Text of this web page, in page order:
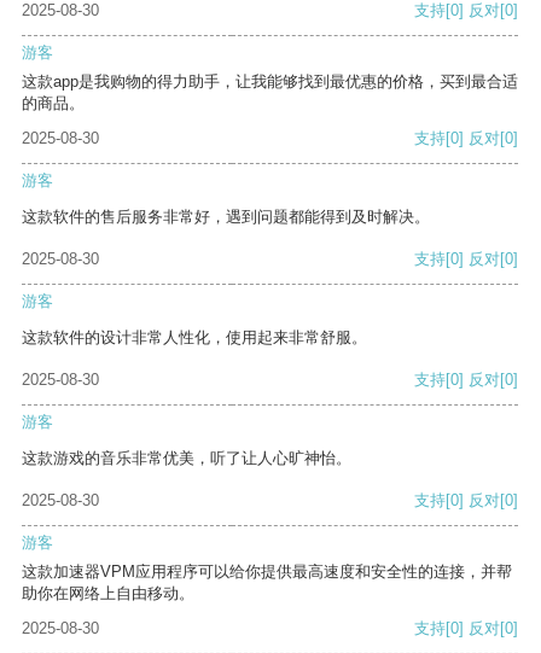
2025-08-30 支持[0] 反对[0]
游客
这款app是我购物的得力助手，让我能够找到最优惠的价格，买到最合适
的商品。
2025-08-30
支持[0] 反对[0]
游客
这款软件的售后服务非常好，遇到问题都能得到及时解决。
2025-08-30 支持[0] 反对[0]
游客
这款软件的设计非常人性化，使用起来非常舒服。
2025-08-30 支持[0] 反对[0]
游客
这款游戏的音乐非常优美，听了让人心旷神怡。
2025-08-30 支持[0] 反对[0]
游客
这款加速器VPM应用程序可以给你提供最高速度和安全性的连接，并帮
助你在网络上自由移动。
2025-08-30
支持[0] 反对[0]